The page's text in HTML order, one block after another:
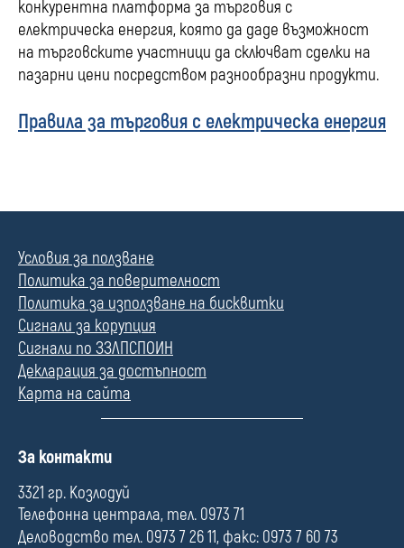
конкурентна платформа за търговия с
електрическа енергия, която да даде възможност
на търговските участници да сключват сделки на
пазарни цени посредством разнообразни продукти.
Правила за търговия с електрическа енергия
Условия за ползване
Политика за поверителност
Политика за използване на бисквитки
Сигнали за корупция
Сигнали по ЗЗЛПСПОИН
Декларация за достъпност
Карта на сайта
П
л
е
За контакти
3321 гр. Козлодуй
Телефонна централа, тел. 0973 71
Деловодство тел. 0973 7 26 11, факс: 0973 7 60 73